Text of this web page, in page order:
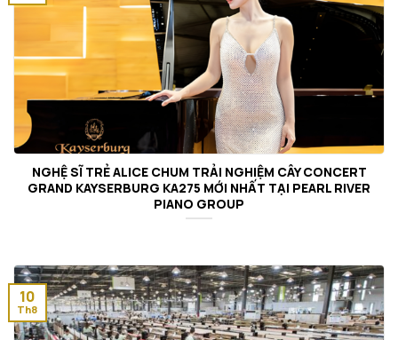
NGHỆ SĨ TRẺ ALICE CHUM TRẢI NGHIỆM CÂY CONCERT
GRAND KAYSERBURG KA275 MỚI NHẤT TẠI PEARL RIVER
PIANO GROUP
10
Th8